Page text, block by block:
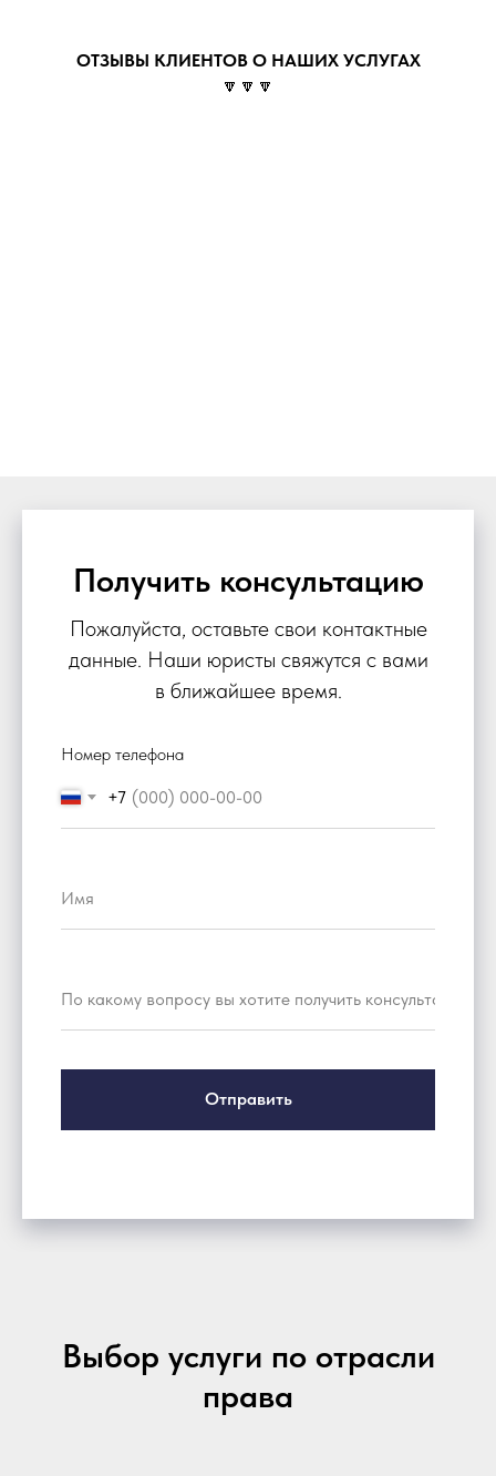
ОТЗЫВЫ КЛИЕНТОВ О НАШИХ УСЛУГАХ
🔽🔽🔽
Получить консультацию
Пожалуйста, оставьте свои контактные
данные. Наши юристы свяжутся с вами
в ближайшее время.
Номер телефона
+7
Отправить
Выбор услуги по отрасли
права